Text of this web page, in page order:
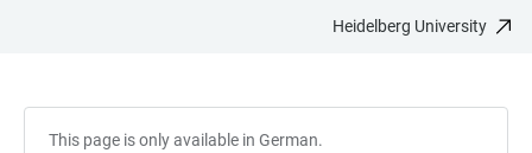
Heidelberg University
This page is only available in German.